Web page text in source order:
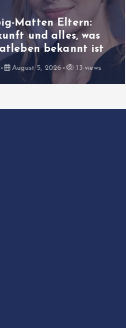
Eltern:
und alles, was
bekannt ist
5, 2026 13 views